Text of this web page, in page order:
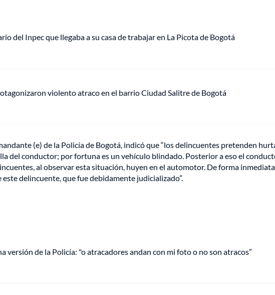
del Inpec que llegaba a su casa de trabajar en La Picota de Bogotá
violento atraco en el barrio Ciudad Salitre de Bogotá
(e) de la Policía de Bogotá, indicó que “los delincuentes pretenden
del conductor; por fortuna es un vehículo blindado. Posterior a eso el
al observar esta situación, huyen en el automotor. De forma
delincuente, que fue debidamente judicializado”.
versión de la Policía: "o atracadores andan con mi foto o no son atracos”